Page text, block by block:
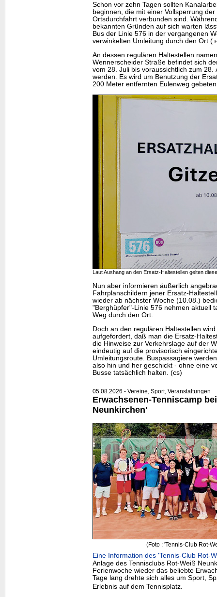
Schon vor zehn Tagen sollten
beginnen, die mit einer Vollsperrung
Ortsdurchfahrt verbunden sind.
bekannten Gründen auf sich warten
Bus der Linie 576 in der vergangenen
verwinkelten Umleitung durch den Ort (
An dessen regulären Haltestellen
Wennerscheider Straße befindet sich
vom 28. Juli bis voraussichtlich zum 28.
werden. Es wird um Benutzung der
200 Meter entfernten Eulenweg
Laut Aushang an den Ersatz-Haltestellen gelten
Nun aber informieren äußerlich
Fahrplanschildern jener Ersatz-
wieder ab nächster Woche (10.08.)
"Berghüpfer"-Linie 576 nehmen aktuell
Weg durch den Ort.
Doch an den regulären Haltestellen
aufgefordert, daß man die Ersatz-
die Hinweise zur Verkehrslage auf der
eindeutig auf die provisorisch
Umleitungsroute. Buspassagiere
also hin und her geschickt - ohne eine
Busse tatsächlich halten. (cs)
05.08.2026 - Vereine, Sport, Veranstaltungen
Erwachsenen-Tenniscamp
Neunkirchen'
(Foto : 'Tennis-Club Rot-
Eine Information des 'Tennis-Club
Anlage des Tennisclubs Rot-Weiß
Ferienwoche wieder das beliebte
Tage lang drehte sich alles um Sport,
Erlebnis auf dem Tennisplatz.